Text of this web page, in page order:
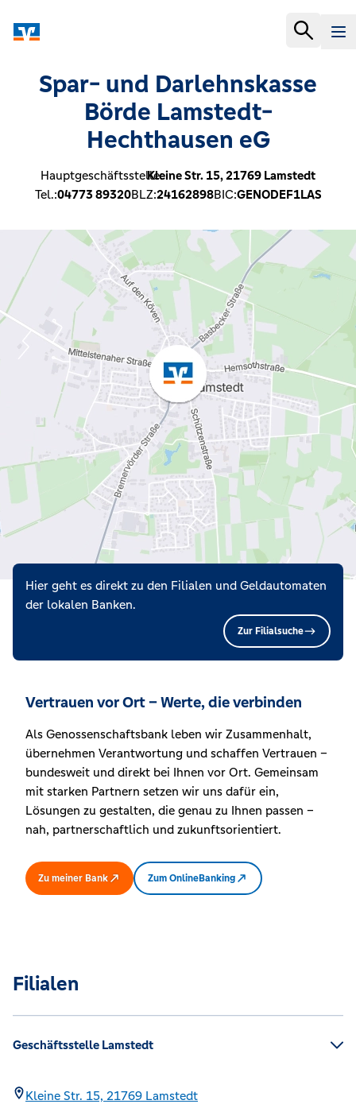
Spar- und Darlehnskasse
Börde Lamstedt-
Hechthausen eG
Hauptgeschäftsstelle:Kleine Str. 15,21769 Lamstedt
Tel.:04773 89320BLZ:24162898BIC:GENODEF1LAS
Hier geht es direkt zu den Filialen und Geldautomaten
der lokalen Banken.
Zur Filialsuche
Vertrauen vor Ort – Werte, die verbinden
Als Genossenschaftsbank leben wir Zusammenhalt,
übernehmen Verantwortung und schaffen Vertrauen –
bundesweit und direkt bei Ihnen vor Ort. Gemeinsam
mit starken Partnern setzen wir uns dafür ein,
Lösungen zu gestalten, die genau zu Ihnen passen –
nah, partnerschaftlich und zukunftsorientiert.
Zu meiner Bank Zum OnlineBanking
Filialen
Geschäftsstelle Lamstedt
Kleine Str. 15, 21769 Lamstedt